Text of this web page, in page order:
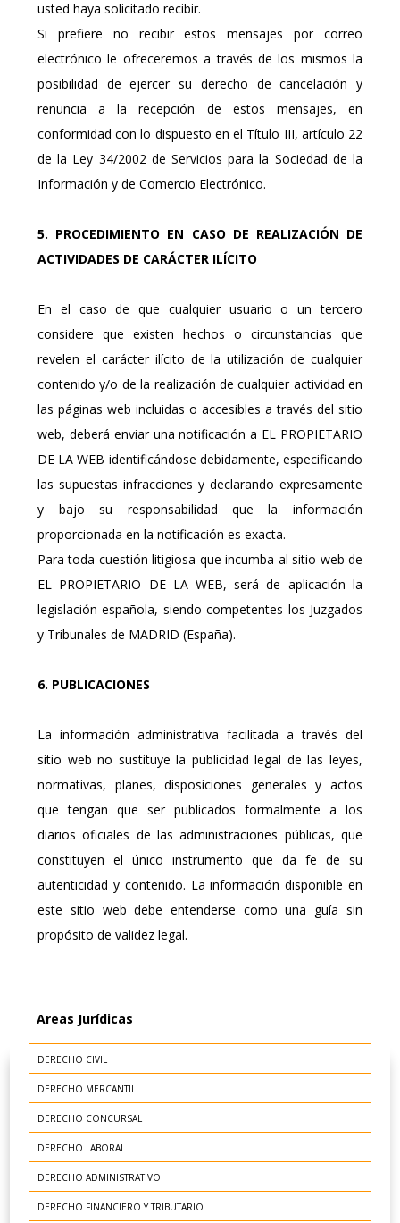
usted haya solicitado recibir.
Si prefiere no recibir estos mensajes por correo
electrónico le ofreceremos a través de los mismos la
posibilidad de ejercer su derecho de cancelación y
renuncia a la recepción de estos mensajes, en
conformidad con lo dispuesto en el Título III, artículo 22
de la Ley 34/2002 de Servicios para la Sociedad de la
Información y de Comercio Electrónico.
5. PROCEDIMIENTO EN CASO DE REALIZACIÓN DE
ACTIVIDADES DE CARÁCTER ILÍCITO
En el caso de que cualquier usuario o un tercero
considere que existen hechos o circunstancias que
revelen el carácter ilícito de la utilización de cualquier
contenido y/o de la realización de cualquier actividad en
las páginas web incluidas o accesibles a través del sitio
web, deberá enviar una notificación a EL PROPIETARIO
DE LA WEB identificándose debidamente, especificando
las supuestas infracciones y declarando expresamente
y bajo su responsabilidad que la información
proporcionada en la notificación es exacta.
Para toda cuestión litigiosa que incumba al sitio web de
EL PROPIETARIO DE LA WEB, será de aplicación la
legislación española, siendo competentes los Juzgados
y Tribunales de MADRID (España).
6. PUBLICACIONES
La información administrativa facilitada a través del
sitio web no sustituye la publicidad legal de las leyes,
normativas, planes, disposiciones generales y actos
que tengan que ser publicados formalmente a los
diarios oficiales de las administraciones públicas, que
constituyen el único instrumento que da fe de su
autenticidad y contenido. La información disponible en
este sitio web debe entenderse como una guía sin
propósito de validez legal.
Areas Jurídicas
DERECHO CIVIL
DERECHO MERCANTIL
DERECHO CONCURSAL
DERECHO LABORAL
DERECHO ADMINISTRATIVO
DERECHO FINANCIERO Y TRIBUTARIO